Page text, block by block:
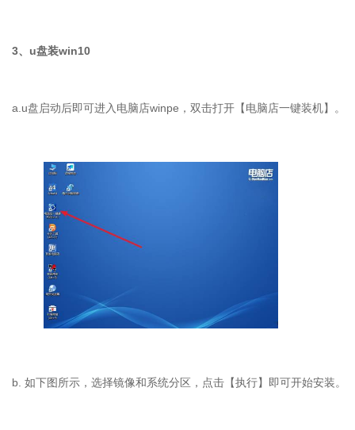
3、u盘装win10
a.u盘启动后即可进入电脑店winpe，双击打开【电脑店一键装机】。
b. 如下图所示，选择镜像和系统分区，点击【执行】即可开始安装。